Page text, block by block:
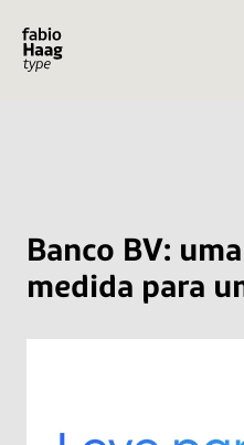
Banco BV:
medida para